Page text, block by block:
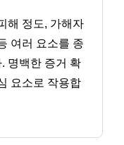
해 정도, 가해자
여러 요소를 종
명백한 증거 확
요소로 작용합